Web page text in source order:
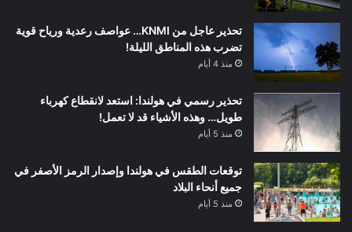
تحذير عاجل من KNMI… عواصف رعدية ورياح قوية
تضرب هذه المناطق الليلة!
منذ 4 أيام
تحذير رسمي في هولندا: استعد لانقطاع كهرباء
طويل… وهذه الأشياء قد لا تعمل!
منذ 5 أيام
توقعات الطقس في هولندا وإصدار الرمز الأصفر في
جميع أنحاء البلاد
منذ 5 أيام